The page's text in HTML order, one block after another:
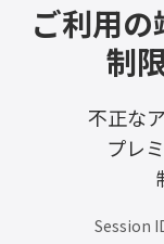
ご利用
制
不正な
プレ
Session